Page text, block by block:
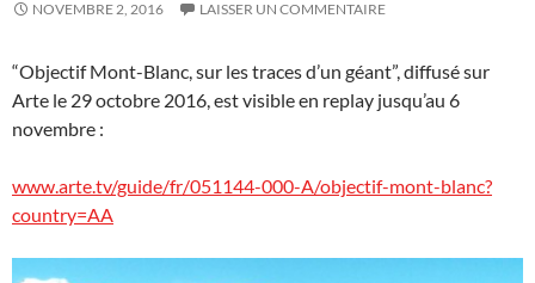
NOVEMBRE 2, 2016 LAISSER UN COMMENTAIRE
“Objectif Mont-Blanc, sur les traces d’un géant”, diffusé sur
Arte le 29 octobre 2016, est visible en replay jusqu’au 6
novembre :
www.arte.tv/guide/fr/051144-000-A/objectif-mont-blanc?
country=AA